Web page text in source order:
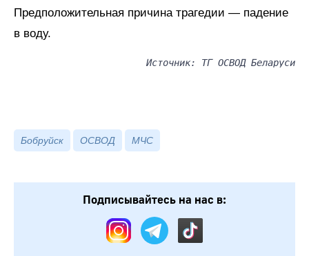
Предположительная причина трагедии — падение
в воду.
Источник: ТГ ОСВОД Беларуси
Бобруйск ОСВОД МЧС
Подписывайтесь на нас в: